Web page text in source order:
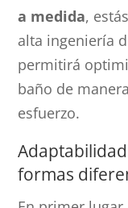
a medida,
alta ingeniería
permitirá
baño de
esfuerzo.
formas